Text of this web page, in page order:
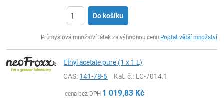
Do košíku
Průmyslová množství látek za výhodnou cenu Poptat větší množství
Ethyl acetate pure (1 x 1 L)
CAS: 141-78-6 Kat. č.: LC-7014.1
cena bez DPH 1 019,83 Kč